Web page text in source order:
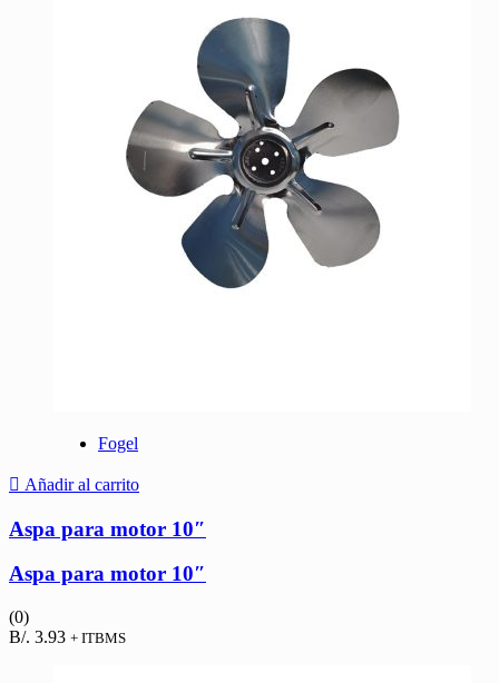
Fogel
Añadir al carrito
Aspa para motor 10″
Aspa para motor 10″
(0)
B/. 3.93 + ITBMS